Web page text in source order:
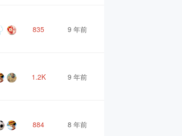
835 9 年前
1.2K 9 年前
884 8 年前